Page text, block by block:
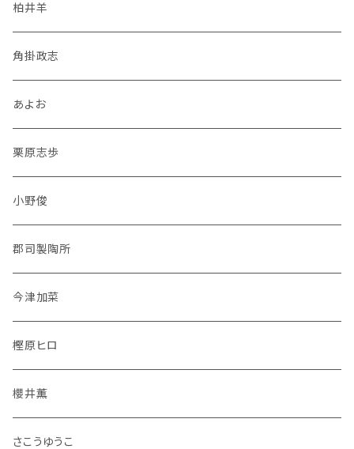
柏井羊
角掛政志
あよお
栗原志歩
小野俊
郡司製陶所
今津加菜
樫原ヒロ
櫻井薫
さこうゆうこ